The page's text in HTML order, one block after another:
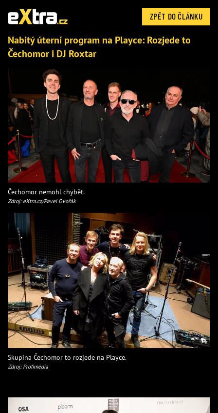
ZPĚT DO ČLÁNKU
Nabitý úterní program na Playce: Rozjede to
Čechomor i DJ Roxtar
Čechomor nemohl chybět.
Zdroj: eXtra.cz/Pavel Dvořák
Skupina Čechomor to rozjede na Playce.
Zdroj: Profimedia